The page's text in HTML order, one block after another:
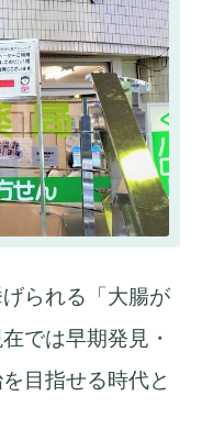
られる「大腸が
では早期発見・
目指せる時代と